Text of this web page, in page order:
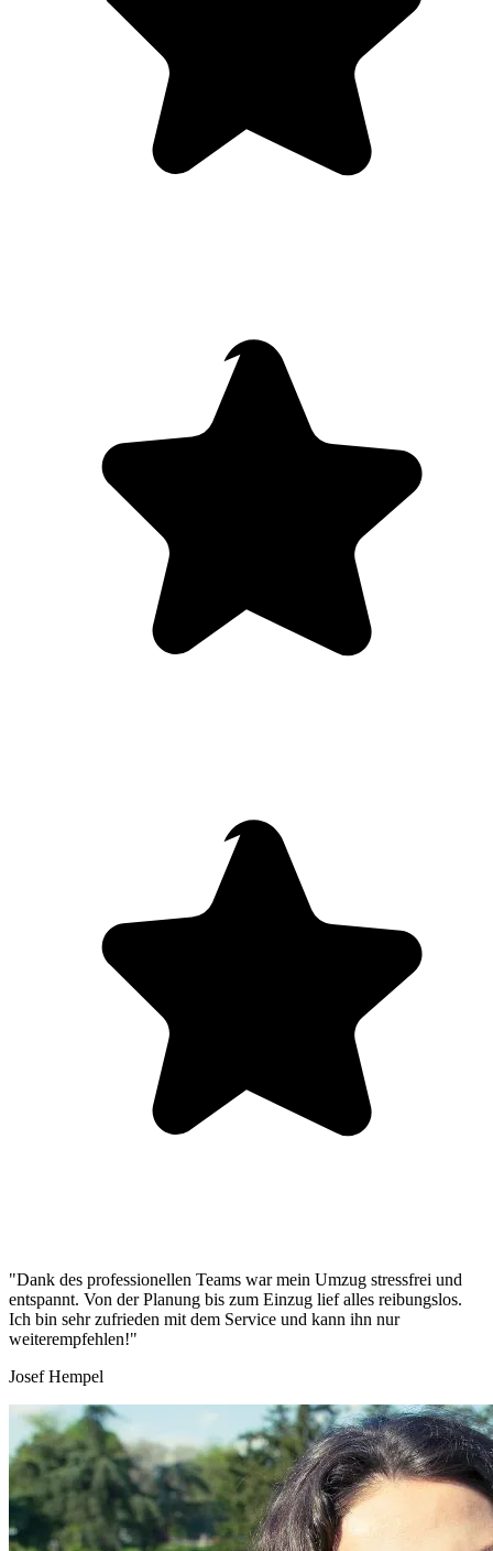
"Dank des professionellen Teams war mein Umzug stressfrei und
entspannt. Von der Planung bis zum Einzug lief alles reibungslos.
Ich bin sehr zufrieden mit dem Service und kann ihn nur
weiterempfehlen!"
Josef Hempel